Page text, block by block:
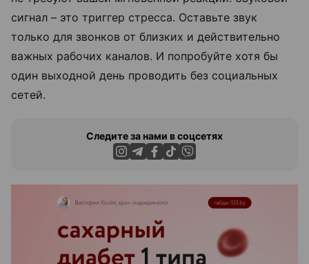
сигнал – это триггер стресса. Оставьте звук
только для звонков от близких и действительно
важных рабочих каналов. И попробуйте хотя бы
один выходной день проводить без социальных
сетей.
Следите за нами в соцсетях